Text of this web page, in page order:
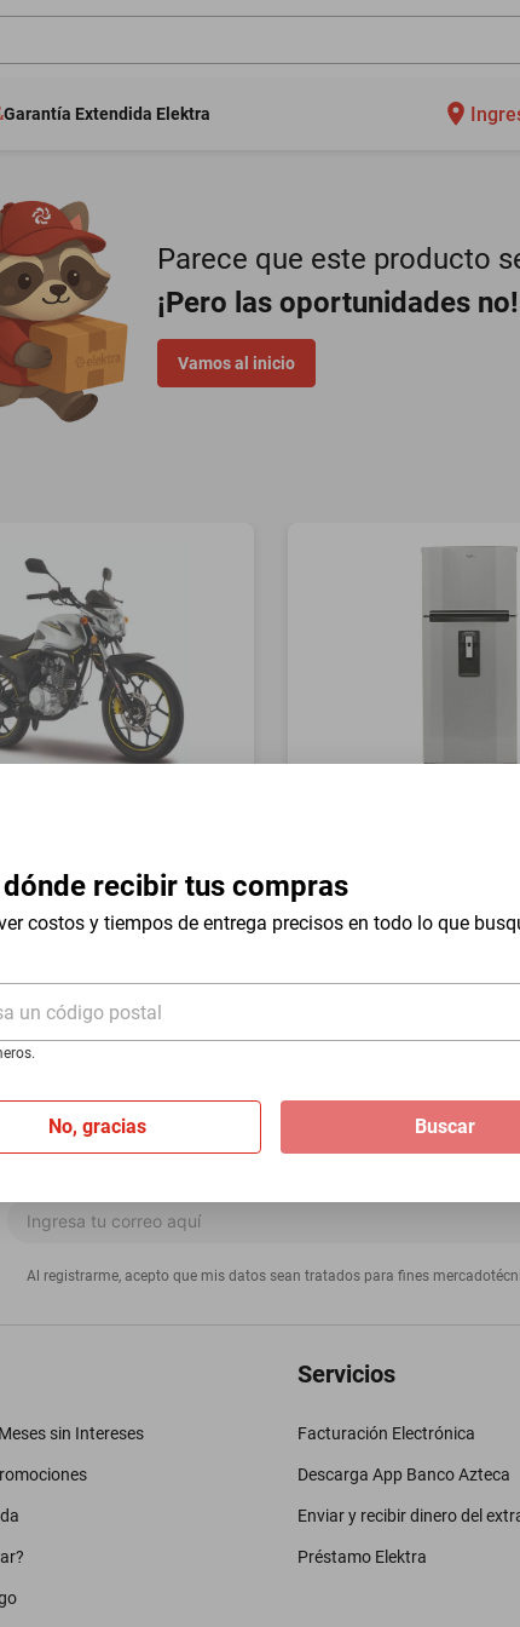
Garantía Extendida Elektra
dónde recibir tus compras
costos y tiempos de entrega precisos en todo lo que
un código postal
No, gracias Buscar
Parece que este producto
¡Pero las oportunidades no!
Vamos al inicio
$19,999
Al registrarme, acepto que mis datos sean tratados para fines
sin Intereses
Servicios
Facturación Electrónica
Descarga App Banco Azteca
Enviar y recibir dinero del
Préstamo Elektra